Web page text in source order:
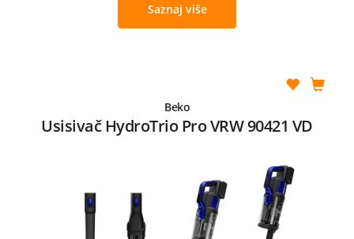
Saznaj više
Beko
Usisivač HydroTrio Pro VRW 90421 VD